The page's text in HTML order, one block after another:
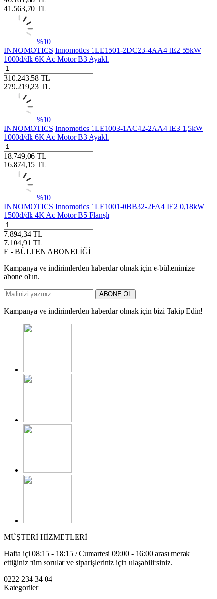
41.563,70 TL
%10
INNOMOTICS Innomotics 1LE1501-2DC23-4AA4 IE2 55kW
1000d/dk 6K Ac Motor B3 Ayaklı
310.243,58 TL
279.219,23 TL
%10
INNOMOTICS Innomotics 1LE1003-1AC42-2AA4 IE3 1,5kW
1000d/dk 6K Ac Motor B3 Ayaklı
18.749,06 TL
16.874,15 TL
%10
INNOMOTICS Innomotics 1LE1001-0BB32-2FA4 IE2 0,18kW
1500d/dk 4K Ac Motor B5 Flanşlı
7.894,34 TL
7.104,91 TL
E - BÜLTEN ABONELİĞİ
Kampanya ve indirimlerden haberdar olmak için e-bültenimize
abone olun.
ABONE OL
Kampanya ve indirimlerden haberdar olmak için bizi Takip Edin!
MÜŞTERİ HİZMETLERİ
Hafta içi 08:15 - 18:15 / Cumartesi 09:00 - 16:00 arası merak
ettiğiniz tüm sorular ve siparişleriniz için ulaşabilirsiniz.
0222 234 34 04
Kategoriler